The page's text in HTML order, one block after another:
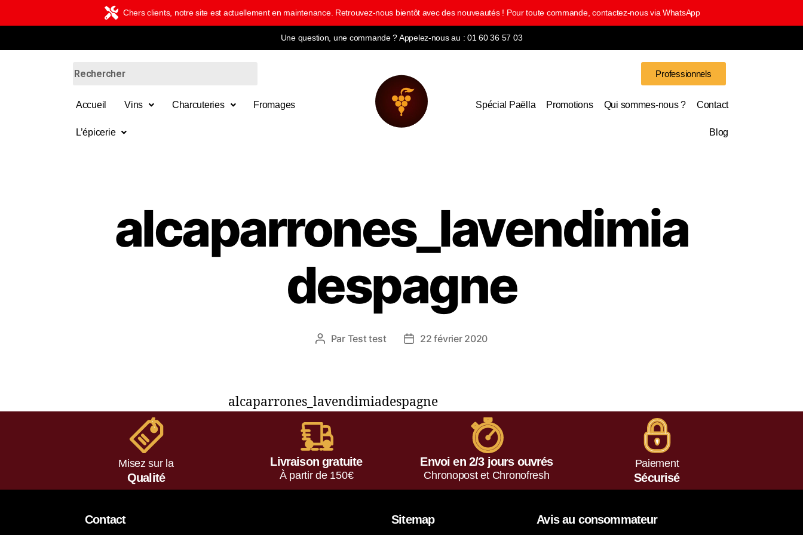
Chers clients, notre site est actuellement en maintenance. Retrouvez-nous bientôt avec des nouveautés ! Pour toute commande, contactez-nous via WhatsApp
Une question, une commande ? Appelez-nous au : 01 60 36 57 03
Accueil Vins Charcuteries Fromages
L’épicerie
Professionnels
Spécial Paëlla Promotions Qui sommes-nous ? Contact
Blog
alcaparrones_lavendimia
despagne
Par Test test 22 février 2020
alcaparrones_lavendimiadespagne
Misez sur la
Qualité
Livraison gratuite
À partir de 150€
Envoi en 2/3 jours ouvrés
Chronopost et Chronofresh
Paiement
Sécurisé
Contact Sitemap Avis au consommateur